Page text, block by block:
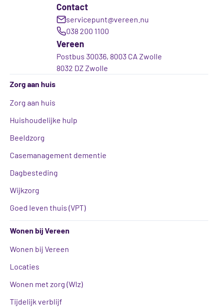
Contact
servicepunt@vereen.nu
038 200 1100
Vereen
Postbus 30036, 8003 CA Zwolle
8032 DZ Zwolle
Zorg aan huis
Zorg aan huis
Huishoudelijke hulp
Beeldzorg
Casemanagement dementie
Dagbesteding
Wijkzorg
Goed leven thuis (VPT)
Wonen bij Vereen
Wonen bij Vereen
Locaties
Wonen met zorg (Wlz)
Tijdelijk verblijf